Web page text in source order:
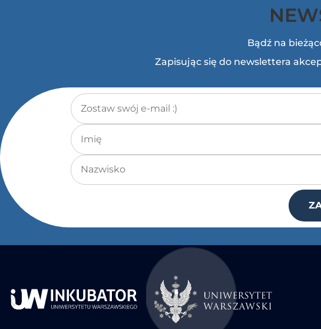
Bądź na
Zapisując się do newslettera
Adres e-mail*
Imię
Nazwisko